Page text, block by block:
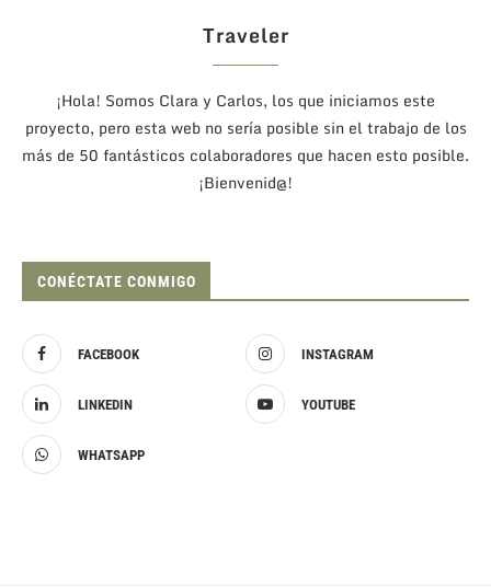
Traveler
¡Hola! Somos Clara y Carlos, los que iniciamos este
proyecto, pero esta web no sería posible sin el trabajo de los
más de 50 fantásticos colaboradores que hacen esto posible.
¡Bienvenid@!
CONÉCTATE CONMIGO
FACEBOOK INSTAGRAM
LINKEDIN YOUTUBE
WHATSAPP